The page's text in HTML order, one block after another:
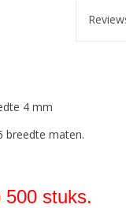
4 mm
breedte maten.
500 stuks.